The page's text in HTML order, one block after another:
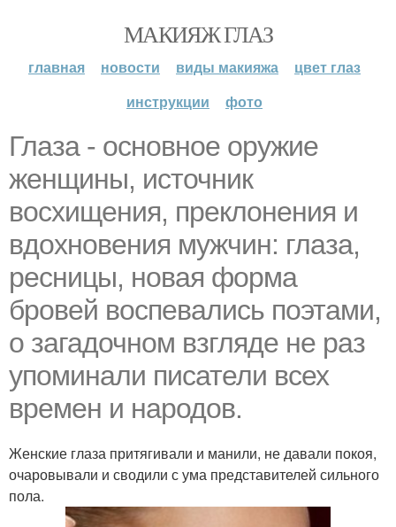
МАКИЯЖ ГЛАЗ
главная новости виды макияжа
цвет глаз
инструкции
фото
Глаза - основное оружие
женщины, источник
восхищения, преклонения и
вдохновения мужчин: глаза,
ресницы, новая форма
бровей воспевались поэтами,
о загадочном взгляде не раз
упоминали писатели всех
времен и народов.
Женские глаза притягивали и манили, не давали покоя,
очаровывали и сводили с ума представителей сильного
пола.